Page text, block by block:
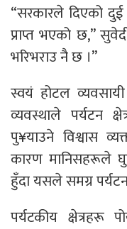
“सरकारले दिएको
प्राप्त भएको छ,”
भरिभराउ नै छ ।”
स्वयं होटल
व्यवस्थाले पर्यटन
पु¥याउने विश्वास
कारण मानिसहरूले
हुँदा यसले समग्र
पर्यटकीय क्षेत्रहरू